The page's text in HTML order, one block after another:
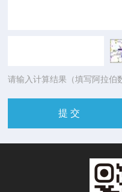
请输入计算结果（填写阿拉伯